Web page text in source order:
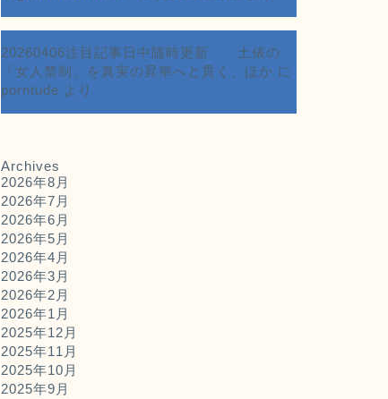
20260406注目記事日中随時更新 土俵の
「女人禁制」を真実の昇華へと貫く、ほか に
porntude より
Archives
2026年8月
2026年7月
2026年6月
2026年5月
2026年4月
2026年3月
2026年2月
2026年1月
2025年12月
2025年11月
2025年10月
2025年9月